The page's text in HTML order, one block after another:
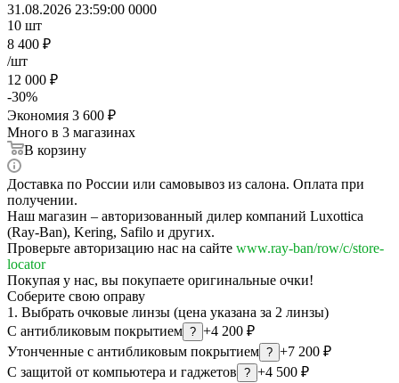
31.08.2026 23:59:00 0000
10 шт
8 400 ₽
/шт
12 000 ₽
-30%
Экономия 3 600 ₽
Много в 3 магазинах
В корзину
Доставка по России или самовывоз из салона. Оплата при
получении.
Наш магазин – авторизованный дилер компаний Luxottica
(Ray-Ban), Kering, Safilo и других.
Проверьте авторизацию нас на сайте www.ray-ban/row/c/store-
locator
Покупая у нас, вы покупаете оригинальные очки!
Соберите свою оправу
1. Выбрать очковые линзы (цена указана за 2 линзы)
С антибликовым покрытием ? +4 200 ₽
Утонченные с антибликовым покрытием ? +7 200 ₽
С защитой от компьютера и гаджетов ? +4 500 ₽